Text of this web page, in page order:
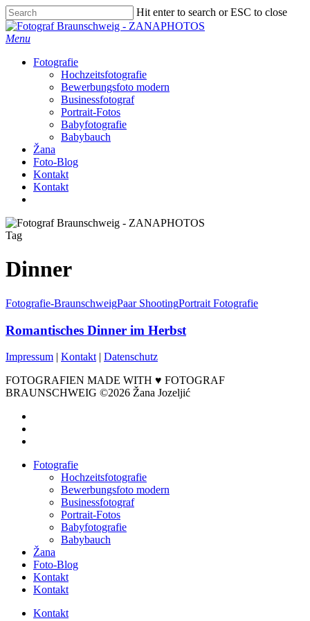
Skip
to
main
Hit enter to search or ESC to close
Close
Search
Menu
Fotografie
Hochzeitsfotografie
Bewerbungsfoto modern
Businessfotograf
Portrait-Fotos
Babyfotografie
Babybauch
Žana
Foto-Blog
Kontakt
Kontakt
Tag
Dinner
Fotografie-BraunschweigPaar ShootingPortrait Fotografie
Romantisches Dinner im Herbst
Impressum | Kontakt | Datenschutz
FOTOGRAFIEN MADE WITH ♥ FOTOGRAF
BRAUNSCHWEIG ©2026 Žana Jozeljić
Close
Fotografie
Hochzeitsfotografie
Bewerbungsfoto modern
Businessfotograf
Portrait-Fotos
Babyfotografie
Babybauch
Žana
Foto-Blog
Kontakt
Kontakt
Kontakt